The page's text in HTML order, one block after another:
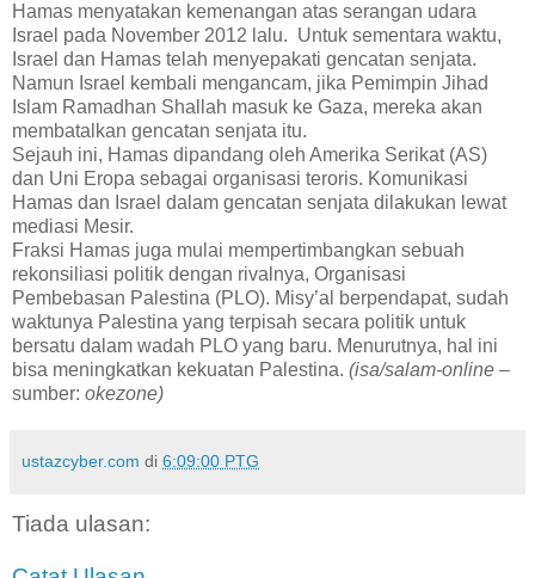
Hamas menyatakan kemenangan atas serangan udara
Israel pada November 2012 lalu. Untuk sementara waktu,
Israel dan Hamas telah menyepakati gencatan senjata.
Namun Israel kembali mengancam, jika Pemimpin Jihad
Islam Ramadhan Shallah masuk ke Gaza, mereka akan
membatalkan gencatan senjata itu.
Sejauh ini, Hamas dipandang oleh Amerika Serikat (AS)
dan Uni Eropa sebagai organisasi teroris. Komunikasi
Hamas dan Israel dalam gencatan senjata dilakukan lewat
mediasi Mesir.
Fraksi Hamas juga mulai mempertimbangkan sebuah
rekonsiliasi politik dengan rivalnya, Organisasi
Pembebasan Palestina (PLO). Misy’al berpendapat, sudah
waktunya Palestina yang terpisah secara politik untuk
bersatu dalam wadah PLO yang baru. Menurutnya, hal ini
bisa meningkatkan kekuatan Palestina. (isa/salam-online –
sumber: okezone)
ustazcyber.com di 6:09:00 PTG
Tiada ulasan: